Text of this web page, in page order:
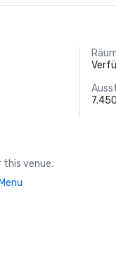
this venue.